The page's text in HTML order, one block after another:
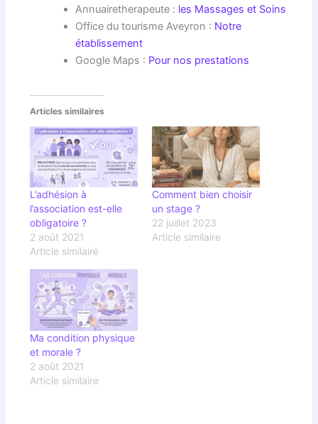
Annuairetherapeute : les Massages et Soins
Office du tourisme Aveyron : Notre
établissement
Google Maps : Pour nos prestations
Articles similaires
L’adhésion à
l’association est-elle
obligatoire ?
2 août 2021
Article similaire
Comment bien choisir
un stage ?
22 juillet 2023
Article similaire
Ma condition physique
et morale ?
2 août 2021
Article similaire